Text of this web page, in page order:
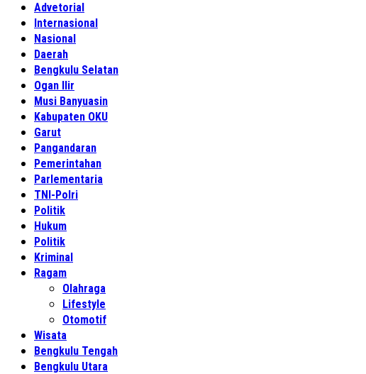
Advetorial
Internasional
Nasional
Daerah
Bengkulu Selatan
Ogan Ilir
Musi Banyuasin
Kabupaten OKU
Garut
Pangandaran
Pemerintahan
Parlementaria
TNI-Polri
Politik
Hukum
Politik
Kriminal
Ragam
Olahraga
Lifestyle
Otomotif
Wisata
Bengkulu Tengah
Bengkulu Utara